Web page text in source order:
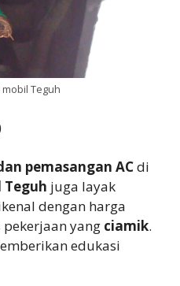
mobil Teguh
pemasangan ACdi
Teguh juga layak
dengan harga
yang ciamik.
edukasi